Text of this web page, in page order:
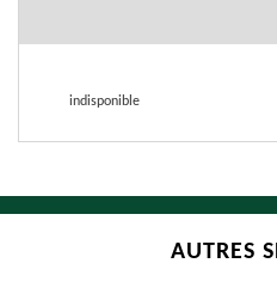
indisponible
AUTRES